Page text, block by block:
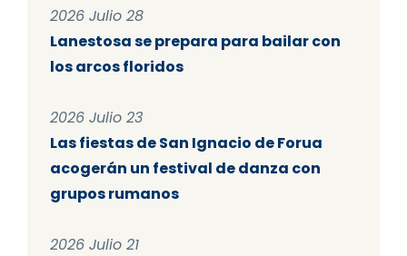
2026 Julio 28
Lanestosa se prepara para bailar con
los arcos floridos
2026 Julio 23
Las fiestas de San Ignacio de Forua
acogerán un festival de danza con
grupos rumanos
2026 Julio 21